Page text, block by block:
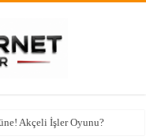
Akçeli İşler Oyunu?